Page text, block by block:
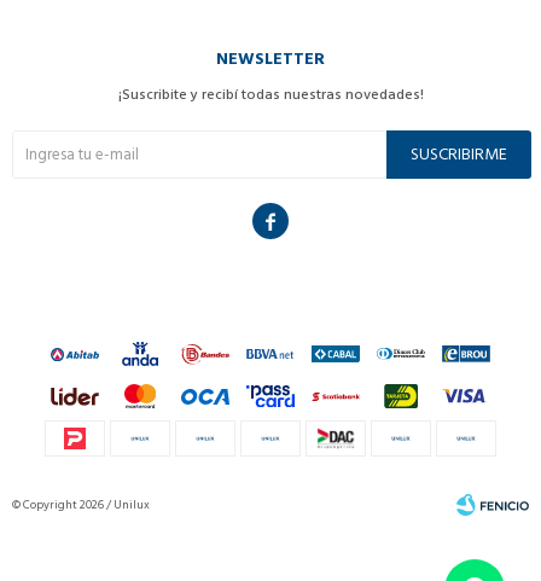
NEWSLETTER
¡Suscribite y recibí todas nuestras novedades!
SUSCRIBIRME

© Copyright 2026 / Unilux